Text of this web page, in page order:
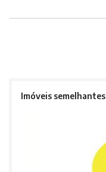
Imóveis semelhantes